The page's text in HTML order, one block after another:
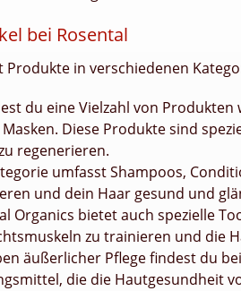
bei Rosental
Produkte in verschiedenen
du eine Vielzahl von Produkten
Diese Produkte sind
regenerieren.
umfasst Shampoos,
und dein Haar gesund und
Organics bietet auch spezielle
zu trainieren und die
äußerlicher Pflege findest du
die die Hautgesundheit